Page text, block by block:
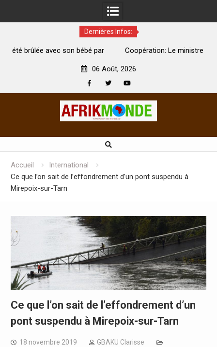
Dernières Infos:
Coopération: Le ministre Indien Kirti Vardhan Singh à
06 Août, 2026
Accueil
International
Ce que l’on sait de l’effondrement d’un pont suspendu à
Mirepoix-sur-Tarn
Ce que l’on sait de l’effondrement d’un
pont suspendu à Mirepoix-sur-Tarn
18 novembre 2019
GBAKU Clarisse